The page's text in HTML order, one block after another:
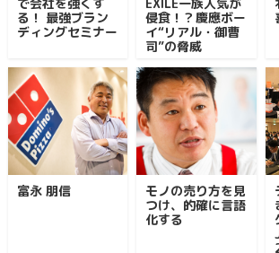
る！ 最強ブラン
ディングセミナー
侵食！？慶應ボー
イ“リアル・御曹
司”の脅威
富永 朋信
モノの売り方を見
つけ、的確に言語
化する